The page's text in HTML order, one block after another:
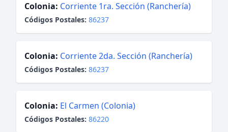
Colonia: Corriente 1ra. Sección (Ranchería)
Códigos Postales: 86237
Colonia: Corriente 2da. Sección (Ranchería)
Códigos Postales: 86237
Colonia: El Carmen (Colonia)
Códigos Postales: 86220